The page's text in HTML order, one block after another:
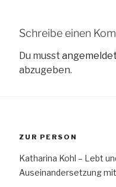
Schreibe einen
Du musst angemeldet
abzugeben.
ZUR PERSON
Katharina Kohl – Lebt
Auseinandersetzung